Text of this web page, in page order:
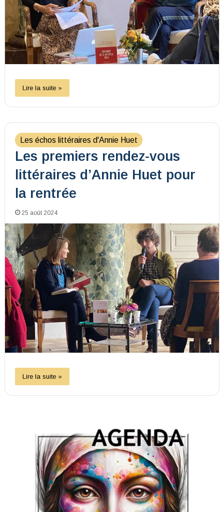
Lire la suite »
Les échos littéraires d'Annie Huet
Les premiers rendez-vous
littéraires d’Annie Huet pour
la rentrée
25 août 2024
Lire la suite »